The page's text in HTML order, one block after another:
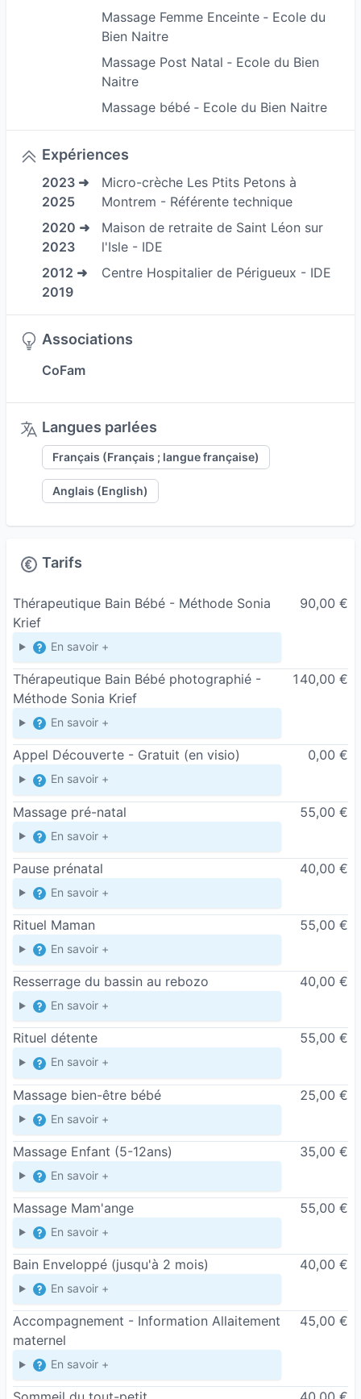
Massage Femme Enceinte ‐ Ecole du
Bien Naitre
Massage Post Natal ‐ Ecole du Bien
Naitre
Massage bébé ‐ Ecole du Bien Naitre
Expériences
2023 ➜
2025
Micro-crèche Les Ptits Petons à
Montrem - Référente technique
2020 ➜
2023
Maison de retraite de Saint Léon sur
l'Isle - IDE
2012 ➜
2019
Centre Hospitalier de Périgueux - IDE
Associations
CoFam
Langues parlées
Français (Français ; langue française)
Anglais (English)
Tarifs
Thérapeutique Bain Bébé - Méthode Sonia
Krief
En savoir +
90,00 €
Thérapeutique Bain Bébé photographié -
Méthode Sonia Krief
En savoir +
140,00 €
Appel Découverte - Gratuit (en visio)
En savoir +
0,00 €
Massage pré-natal
En savoir +
55,00 €
Pause prénatal
En savoir +
40,00 €
Rituel Maman
En savoir +
55,00 €
Resserrage du bassin au rebozo
En savoir +
40,00 €
Rituel détente
En savoir +
55,00 €
Massage bien-être bébé
En savoir +
25,00 €
Massage Enfant (5-12ans)
En savoir +
35,00 €
Massage Mam'ange
En savoir +
55,00 €
Bain Enveloppé (jusqu'à 2 mois)
En savoir +
40,00 €
Accompagnement - Information Allaitement
maternel
En savoir +
45,00 €